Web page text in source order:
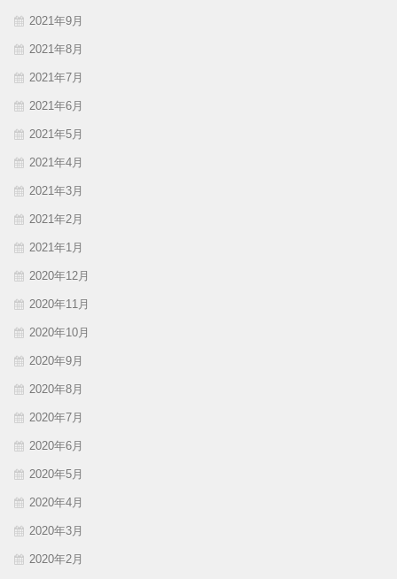
2021年9月
2021年8月
2021年7月
2021年6月
2021年5月
2021年4月
2021年3月
2021年2月
2021年1月
2020年12月
2020年11月
2020年10月
2020年9月
2020年8月
2020年7月
2020年6月
2020年5月
2020年4月
2020年3月
2020年2月